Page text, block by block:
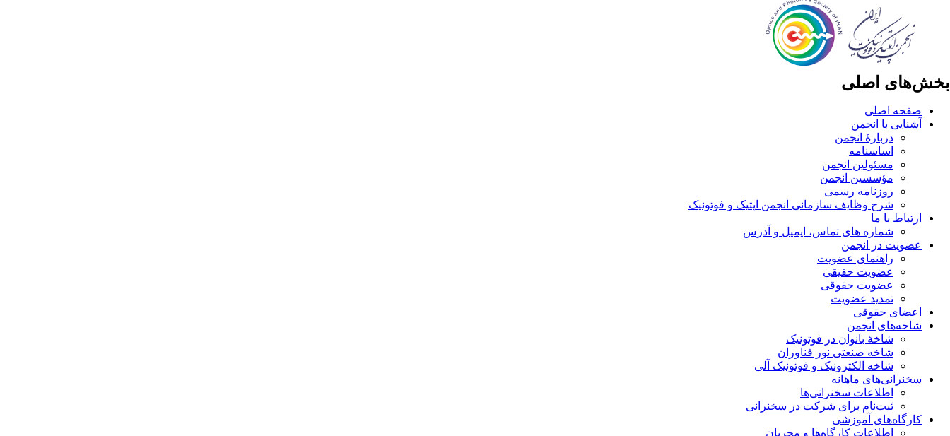
بخش‌های اصلی
صفحه اصلی
آشنایی با انجمن
دربارۀ انجمن
اساسنامه
مسئولین انجمن
مؤسسین انجمن
روزنامه رسمی
شرح وظایف سازمانی انجمن اپتیک و فوتونیک
ارتباط با ما
شماره های تماس، ایمیل و آدرس
عضویت در انجمن
راهنمای عضویت
عضویت حقیقی
عضویت حقوقی
تمدید عضویت
اعضای حقوقی
شاخه‌های انجمن
شاخۀ بانوان در فوتونیک
شاخه صنعتی نور فناوران
شاخه‌ الکترونیک و فوتونیک آلی
سخنرانی‌های ماهانه
اطلاعات سخنرانی‌‌ها
ثبت‌نام برای شرکت در سخنرانی
کارگاه‌های آموزشی
اطلاعات کارگاه‌ها و مجریان